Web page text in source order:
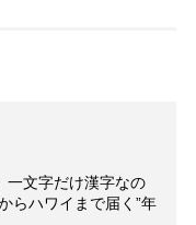
一文字だけ漢字なの
らハワイまで届く”年